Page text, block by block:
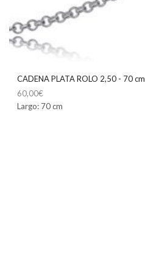
CADENA PLATA ROLO 2,50 - 70 cm
60,00€
Largo: 70 cm